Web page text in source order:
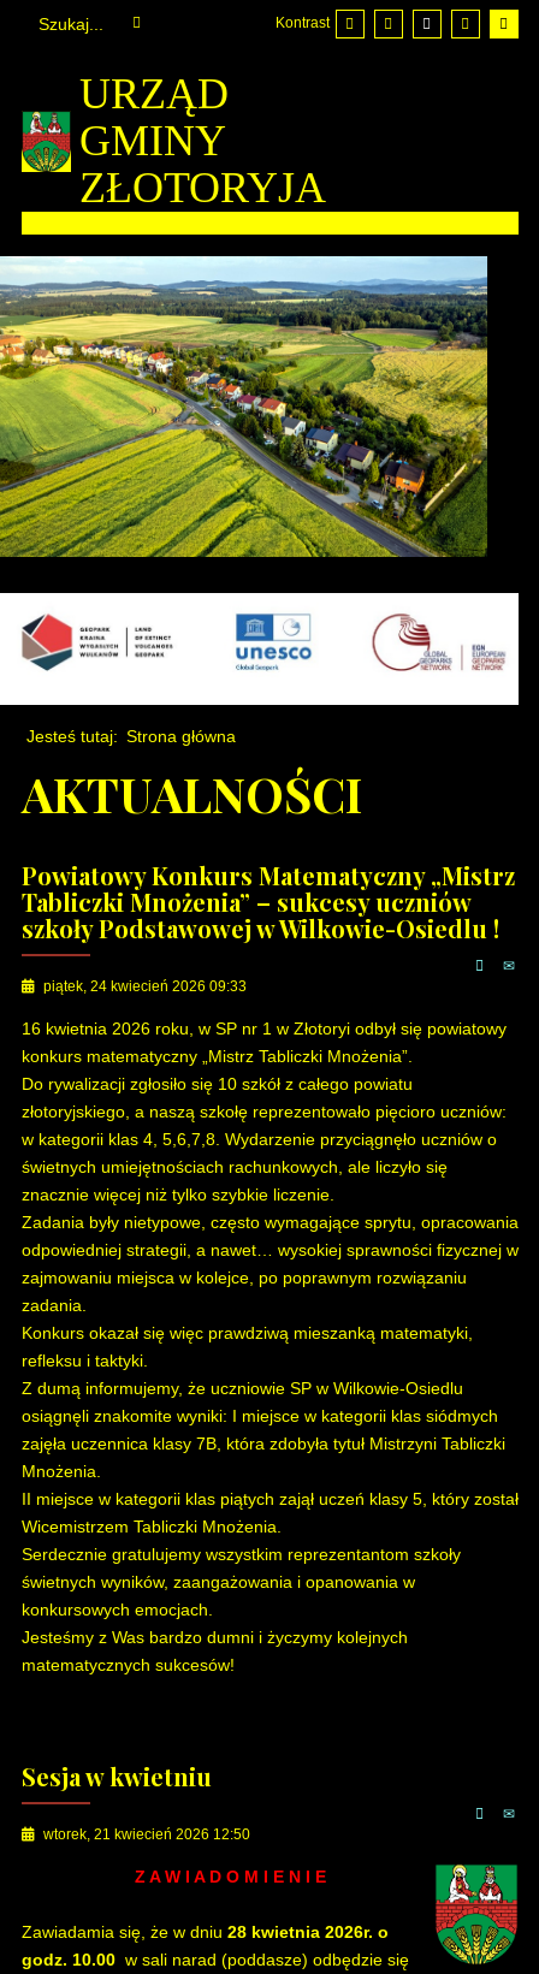
Kontrast
URZĄD
GMINY
ZŁOTORYJA
Jesteś tutaj: Strona główna
AKTUALNOŚCI
Powiatowy Konkurs Matematyczny „Mistrz
Tabliczki Mnożenia” – sukcesy uczniów
szkoły Podstawowej w Wilkowie-Osiedlu !
piątek, 24 kwiecień 2026 09:33
16 kwietnia 2026 roku, w SP nr 1 w Złotoryi odbył się powiatowy
konkurs matematyczny „Mistrz Tabliczki Mnożenia”.
Do rywalizacji zgłosiło się 10 szkół z całego powiatu
złotoryjskiego, a naszą szkołę reprezentowało pięcioro uczniów:
w kategorii klas 4, 5,6,7,8. Wydarzenie przyciągnęło uczniów o
świetnych umiejętnościach rachunkowych, ale liczyło się
znacznie więcej niż tylko szybkie liczenie.
Zadania były nietypowe, często wymagające sprytu, opracowania
odpowiedniej strategii, a nawet… wysokiej sprawności fizycznej w
zajmowaniu miejsca w kolejce, po poprawnym rozwiązaniu
zadania.
Konkurs okazał się więc prawdziwą mieszanką matematyki,
refleksu i taktyki.
Z dumą informujemy, że uczniowie SP w Wilkowie-Osiedlu
osiągnęli znakomite wyniki: I miejsce w kategorii klas siódmych
zajęła uczennica klasy 7B, która zdobyła tytuł Mistrzyni Tabliczki
Mnożenia.
II miejsce w kategorii klas piątych zajął uczeń klasy 5, który został
Wicemistrzem Tabliczki Mnożenia.
Serdecznie gratulujemy wszystkim reprezentantom szkoły
świetnych wyników, zaangażowania i opanowania w
konkursowych emocjach.
Jesteśmy z Was bardzo dumni i życzymy kolejnych
matematycznych sukcesów!
Sesja w kwietniu
wtorek, 21 kwiecień 2026 12:50
Z A W I A D O M I E N I E
Zawiadamia się, że w dniu 28 kwietnia 2026r. o
godz. 10.00 w sali narad (poddasze) odbędzie się